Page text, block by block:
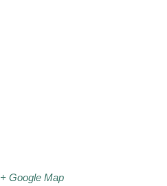
+ Google Map